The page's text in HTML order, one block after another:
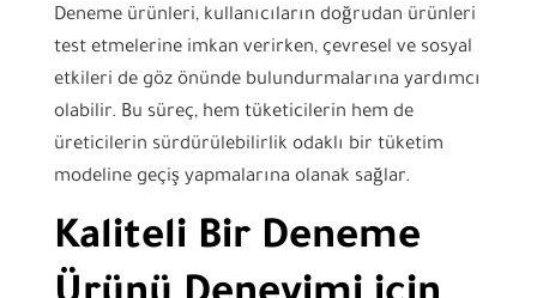
Deneme ürünleri, kullanıcıların doğrudan ürünleri
test etmelerine imkan verirken, çevresel ve sosyal
etkileri de göz önünde bulundurmalarına yardımcı
olabilir. Bu süreç, hem tüketicilerin hem de
üreticilerin sürdürülebilirlik odaklı bir tüketim
modeline geçiş yapmalarına olanak sağlar.
Kaliteli Bir Deneme